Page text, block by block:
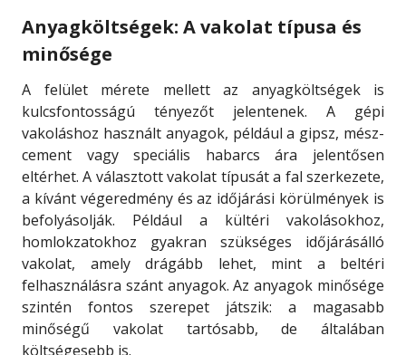
Anyagköltségek: A vakolat típusa és
minősége
A felület mérete mellett az anyagköltségek is
kulcsfontosságú tényezőt jelentenek. A gépi
vakoláshoz használt anyagok, például a gipsz, mész-
cement vagy speciális habarcs ára jelentősen
eltérhet. A választott vakolat típusát a fal szerkezete,
a kívánt végeredmény és az időjárási körülmények is
befolyásolják. Például a kültéri vakolásokhoz,
homlokzatokhoz gyakran szükséges időjárásálló
vakolat, amely drágább lehet, mint a beltéri
felhasználásra szánt anyagok. Az anyagok minősége
szintén fontos szerepet játszik: a magasabb
minőségű vakolat tartósabb, de általában
költségesebb is.